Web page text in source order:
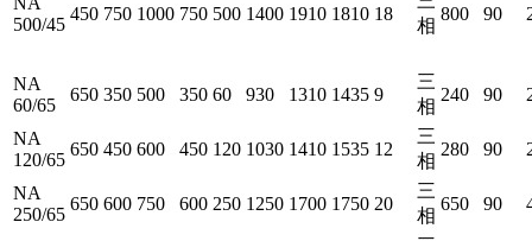
500/45
450 750 1000 750 500 1400 1910 1810 18
相
800 90
NA
60/65
650 350 500 350 60 930 1310 1435 9
三
相
240 90
NA
120/65
650 450 600 450 120 1030 1410 1535 12
三
相
280 90
NA
250/65
650 600 750 600 250 1250 1700 1750 20
三
相
650 90